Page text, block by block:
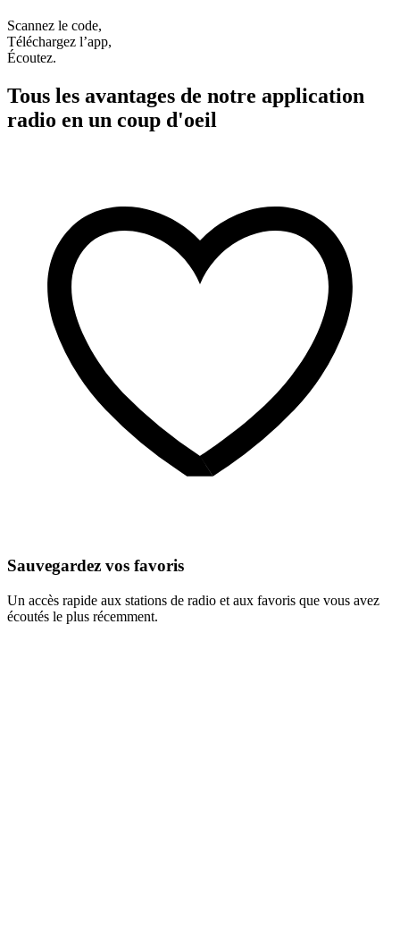
Scannez le code,
Téléchargez l’app,
Écoutez.
Tous les avantages de notre application
radio en un coup d'oeil
Sauvegardez vos favoris
Un accès rapide aux stations de radio et aux favoris que vous avez
écoutés le plus récemment.